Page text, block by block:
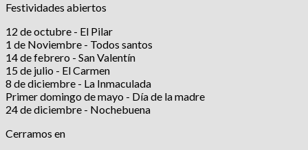
Festividades abiertos
12 de octubre - El Pilar
1 de Noviembre - Todos santos
14 de febrero - San Valentín
15 de julio - El Carmen
8 de diciembre - La Inmaculada
Primer domingo de mayo - Día de la madre
24 de diciembre - Nochebuena
Cerramos en